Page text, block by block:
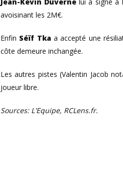
avoisinant les 2M€.
Enfin Séïf Tka a accepté une
côte demeure inchangée.
Les autres pistes (Valentin Jacob
joueur libre.
Sources: L'Equipe, RCLens.fr.